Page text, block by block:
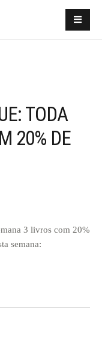
TODA
20% DE
3 livros com 20%
semana: